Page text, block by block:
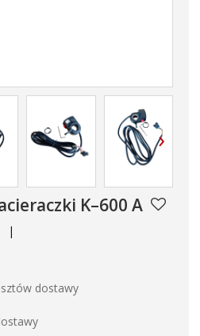
›
K–600 A
|
dostawy